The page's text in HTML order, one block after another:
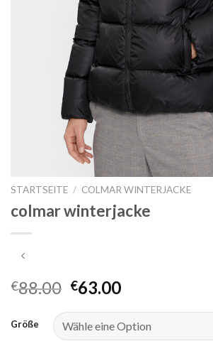
STARTSEITE / COLMAR WINTERJACKE
colmar winterjacke
€88.00 €63.00
Größe